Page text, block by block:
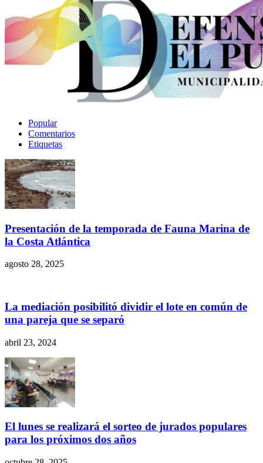
Popular
Comentarios
Etiquetas
Presentación de la temporada de Fauna Marina de
la Costa Atlántica
agosto 28, 2025
La mediación posibilitó dividir el lote en común de
una pareja que se separó
abril 23, 2024
El lunes se realizará el sorteo de jurados populares
para los próximos dos años